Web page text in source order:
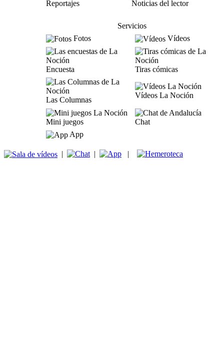
Reportajes
Noticias del lector
Servicios
Fotos
Vídeos
Encuesta Tiras cómicas
Las Columnas
Vídeos La Noción
Mini juegos
Chat
App
| | |